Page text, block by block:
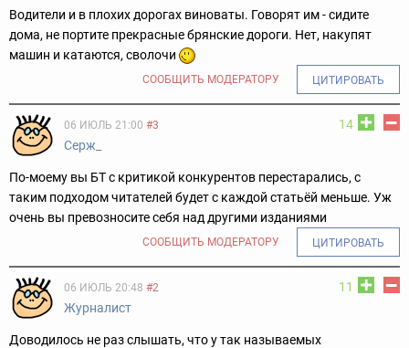
Водители и в плохих дорогах виноваты. Говорят им - сидите
дома, не портите прекрасные брянские дороги. Нет, накупят
машин и катаются, сволочи
СООБЩИТЬ МОДЕРАТОРУ ЦИТИРОВАТЬ
14
06 ИЮЛЬ 21:00 #3
Серж_
По-моему вы БТ с критикой конкурентов перестарались, с
таким подходом читателей будет с каждой статьёй меньше. Уж
очень вы превозносите себя над другими изданиями
СООБЩИТЬ МОДЕРАТОРУ ЦИТИРОВАТЬ
11
06 ИЮЛЬ 20:48 #2
Журналист
Доводилось не раз слышать, что у так называемых